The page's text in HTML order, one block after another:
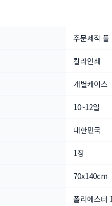
주문제작 풀
칼라인쇄
개별케이스
10~12일
대한민국
1장
70x140cm
폴리에스터